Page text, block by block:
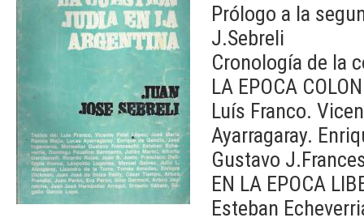
Prólogo a la
J.Sebreli
Cronología de la
LA EPOCA
Luís Franco.
Ayarragaray.
Gustavo
EN LA EPOCA
Esteban